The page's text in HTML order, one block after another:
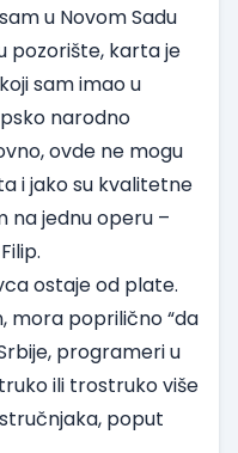
u Novom Sadu
pozorište, karta je
sam imao u
narodno
ovde ne mogu
i jako su kvalitetne
na jednu operu –
ostaje od plate.
mora poprilično “da
programeri u
ili trostruko više
poput